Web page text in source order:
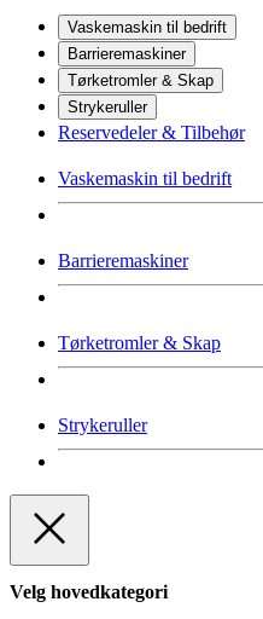
Vaskemaskin til bedrift
Barrieremaskiner
Tørketromler & Skap
Strykeruller
Reservedeler & Tilbehør
Vaskemaskin til bedrift
Barrieremaskiner
Tørketromler & Skap
Strykeruller
Velg hovedkategori